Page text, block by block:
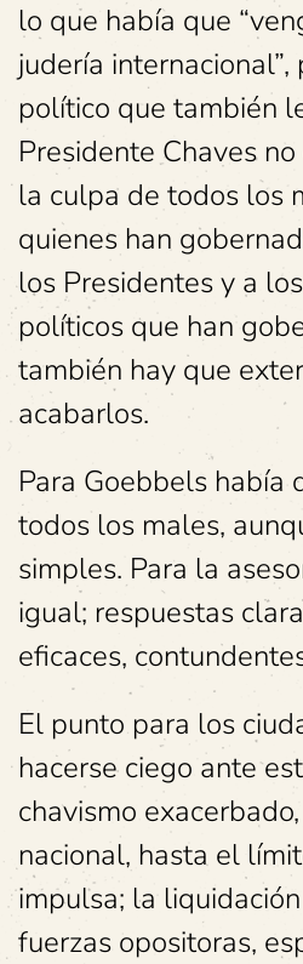
lo que había que
judería
político que también
Presidente Chaves
la culpa de todos los
quienes han
los Presidentes y a
políticos que han
también hay que
acabarlos.
Para Goebbels había
todos los males,
simples. Para la
igual; respuestas
eficaces,
El punto para los
hacerse ciego ante
chavismo
nacional, hasta el
impulsa; la
fuerzas opositoras,